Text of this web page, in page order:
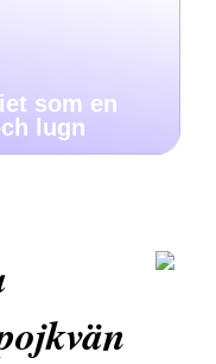
som en
lugn